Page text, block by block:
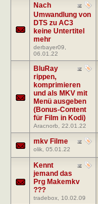
Nach
Umwandlung von
DTS zu AC3
keine Untertitel
mehr
derbayer09
06.01.22
BluRay
rippen,
komprimieren
und als MKV mit
Menü ausgeben
(Bonus-Content
für Film in Kodi)
Aracnorb , 22.01.22
mkv Filme
olik , 05.01.22
Kennt
jemand das
Prg Makemkv
???
tradebox , 10.02.09